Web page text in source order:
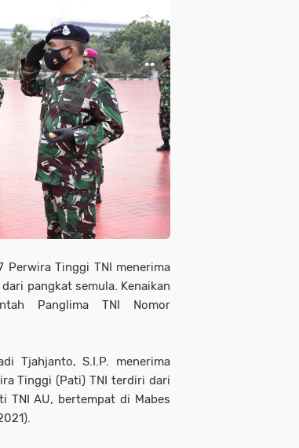
Perwira Tinggi TNI menerima
pangkat semula. Kenaikan
Panglima TNI Nomor
Tjahjanto, S.I.P. menerima
Tinggi (Pati) TNI terdiri dari
TNI AU, bertempat di Mabes